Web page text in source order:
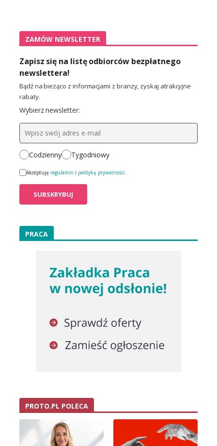
ZAMÓW NEWSLETTER
Zapisz się na listę odbiorców bezpłatnego
newslettera!
Bądź na bieżąco z informacjami z branży, zyskaj atrakcyjne
rabaty.
Wybierz newsletter:
Codzienny Tygodniowy
Akceptuję regulamin i politykę prywatności
PRACA
PROTO.PL POLECA